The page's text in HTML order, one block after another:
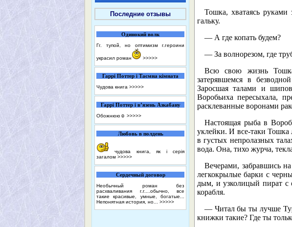
Последние отзывы
Одинокий волк
Гг. тупой, но оптимизм г.героини
украсил роман >>>>>
Гаррі Поттер і Таємна кімната
Чудова книга >>>>>
Гаррі Поттер і в’язень Азкабану
Обожнюю☺️ >>>>>
Любовь в полдень
чудова книга, як і серія
загалом >>>>>
Сердечный договор
Необычный роман без
расхваливания г.г....обычно, все
такие красивые, умные, богатые...
Непонятная история, но... >>>>>
Тошка, хватаясь
гальку.
— А где копать будем?
— За волнорезом, где
Всю свою жизнь
затерявшемся в
Заросшая талами и
Воробьиха пересыхала,
расклеванные воронами
Настоящая рыба в
уклейки. И все-таки
в густых непролазных
вода. Она, тихо журча,
Вечерами, забравшись
легкокрылые барки с
дым, и узколицый пират с
корабля.
— Читал бы ты лучше
книжки такие? Где ты